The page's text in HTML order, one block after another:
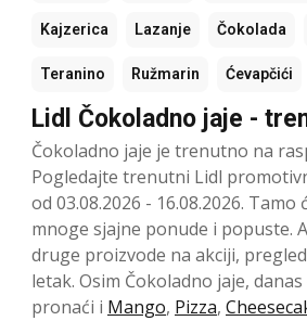
Kajzerica Lazanje Čokolada
Teranino Ružmarin Ćevapčići
Lidl Čokoladno jaje -
Čokoladno jaje je trenutno na
Pogledajte trenutni Lidl
od 03.08.2026 - 16.08.2026.
mnoge sjajne ponude i popuste.
druge proizvode na akciji,
letak. Osim Čokoladno jaje,
pronaći i Mango, Pizza,